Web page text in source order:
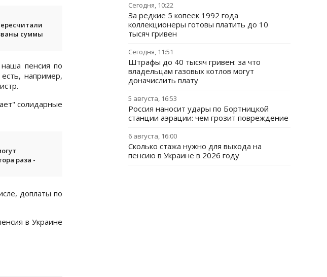
суммы
пенсия по
например,
солидарные
раза -
доплаты по
в Украине
Сегодня, 10:22
За редкие 5 копеек 1992 года
коллекционеры готовы платить до 10
тысяч гривен
Сегодня, 11:51
Штрафы до 40 тысяч гривен: за что
владельцам газовых котлов могут
доначислить плату
5 августа, 16:53
Россия наносит удары по Бортницкой
станции аэрации: чем грозит повреждение
6 августа, 16:00
Сколько стажа нужно для выхода на
пенсию в Украине в 2026 году